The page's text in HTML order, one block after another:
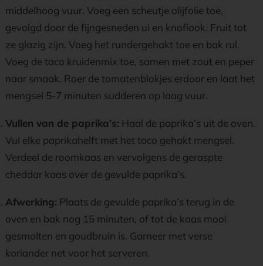
middelhoog vuur. Voeg een scheutje olijfolie toe,
gevolgd door de fijngesneden ui en knoflook. Fruit tot
ze glazig zijn. Voeg het rundergehakt toe en bak rul.
Voeg de taco kruidenmix toe, samen met zout en peper
naar smaak. Roer de tomatenblokjes erdoor en laat het
mengsel 5-7 minuten sudderen op laag vuur.
Vullen van de paprika’s: Haal de paprika’s uit de oven.
Vul elke paprikahelft met het taco gehakt mengsel.
Verdeel de roomkaas en vervolgens de geraspte
cheddar kaas over de gevulde paprika’s.
Afwerking: Plaats de gevulde paprika’s terug in de
oven en bak nog 15 minuten, of tot de kaas mooi
gesmolten en goudbruin is. Garneer met verse
koriander net voor het serveren.